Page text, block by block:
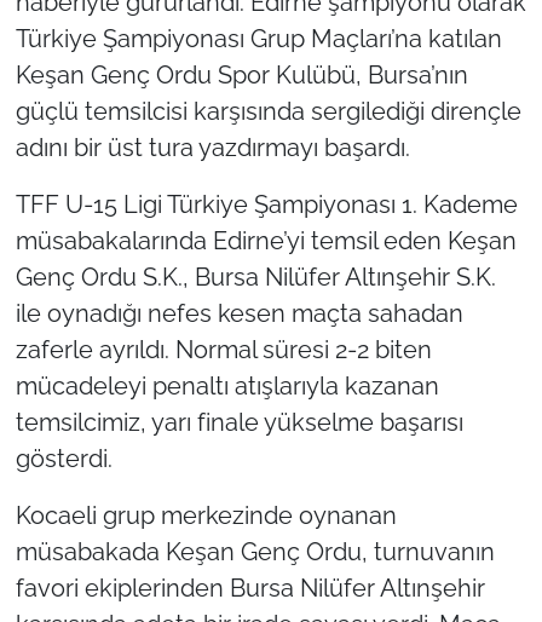
Türkiye Şampiyonası Grup Maçları’na katılan
Keşan Genç Ordu Spor Kulübü, Bursa’nın
güçlü temsilcisi karşısında sergilediği dirençle
adını bir üst tura yazdırmayı başardı.
TFF U-15 Ligi Türkiye Şampiyonası 1. Kademe
müsabakalarında Edirne’yi temsil eden Keşan
Genç Ordu S.K., Bursa Nilüfer Altınşehir S.K.
ile oynadığı nefes kesen maçta sahadan
zaferle ayrıldı. Normal süresi 2-2 biten
mücadeleyi penaltı atışlarıyla kazanan
temsilcimiz, yarı finale yükselme başarısı
gösterdi.
Kocaeli grup merkezinde oynanan
müsabakada Keşan Genç Ordu, turnuvanın
favori ekiplerinden Bursa Nilüfer Altınşehir
TÜRKİYE
Bölge
Genel
Politika
Flaş Haber
Dış Haberler
İş Dünyası
Bilim Teknoloji